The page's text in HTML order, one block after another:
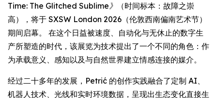
Time: The Glitched Sublime》
（时间标本：故障之崇
高），将于 SXSW London 2026（伦敦西南偏南艺术节）
期间启幕。 在这个日益被速度、自动化与无休止的数字生
产所塑造的时代，该展览为技术提出了一个不同的角色：作
为承载意义、感知以及与自然世界建立情感连接的媒介。
经过二十多年的发展，Petrić 的创作实践融合了定制 AI、
机器人技术、光线和实时环境数据，呈现出生态变化直接生